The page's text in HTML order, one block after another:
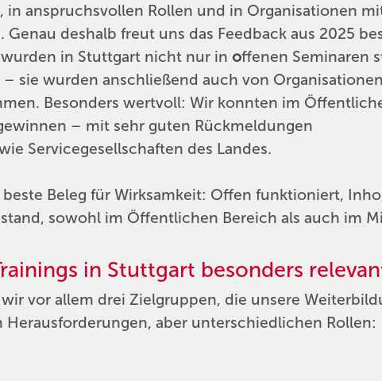
in anspruchsvollen Rollen und in Organisationen
Genau deshalb freut uns das Feedback aus 2025
wurden in Stuttgart nicht nur inoffenen Seminaren
– sie wurden anschließend auch von
Besonders wertvoll: Wir konnten im
– mit sehr guten Rückmeldungen
Servicegesellschaften des Landes.
beste Beleg für Wirksamkeit: Offen funktioniert,
sowohl im Öffentlichen Bereich als auch im
in Stuttgart besonders
vor allem drei Zielgruppen, die unsere
Herausforderungen, aber unterschiedlichen Rollen: